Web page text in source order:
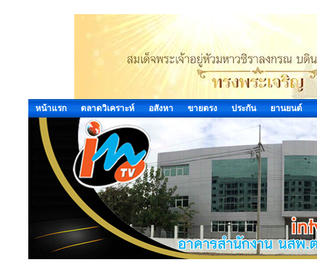
หน้าแรก ตลาดวิเคราะห์ อสังหา ขายตรง ประกัน ยานยนต์